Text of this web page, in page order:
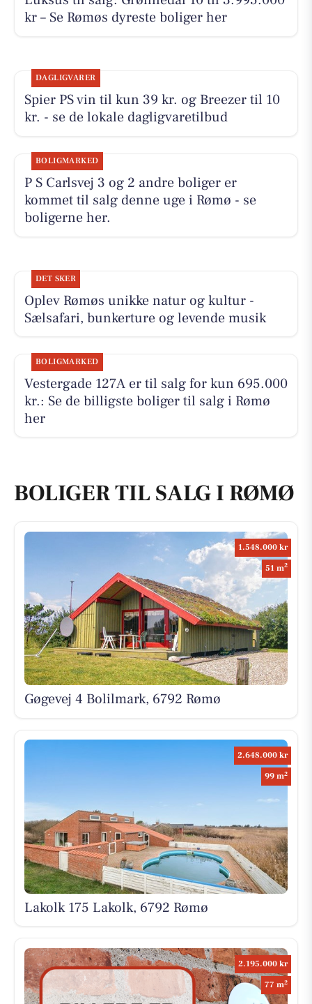
kr – Se Rømøs dyreste boliger her
DAGLIGVARER
Spier PS vin til kun 39 kr. og Breezer til 10
kr. - se de lokale dagligvaretilbud
BOLIGMARKED
P S Carlsvej 3 og 2 andre boliger er
kommet til salg denne uge i Rømø - se
boligerne her.
DET SKER
Oplev Rømøs unikke natur og kultur -
Sælsafari, bunkerture og levende musik
BOLIGMARKED
Vestergade 127A er til salg for kun 695.000
kr.: Se de billigste boliger til salg i Rømø
her
BOLIGER TIL SALG I RØMØ
1.548.000 kr
51 m2
Gøgevej 4 Bolilmark, 6792 Rømø
2.648.000 kr
99 m2
Lakolk 175 Lakolk, 6792 Rømø
2.195.000 kr
77 m2